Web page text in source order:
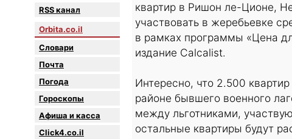
RSS канал
Orbita.co.il
Словари
Почта
Погода
Гороскопы
Афиша и касса
Click4.co.il
квартир в Ришон ле-Ционе,
участвовать в жеребьевке
в рамках программы «Цена
издание Calcalist.
Интересно, что 2.500
районе бывшего военного
между льготниками,
остальные квартиры будут